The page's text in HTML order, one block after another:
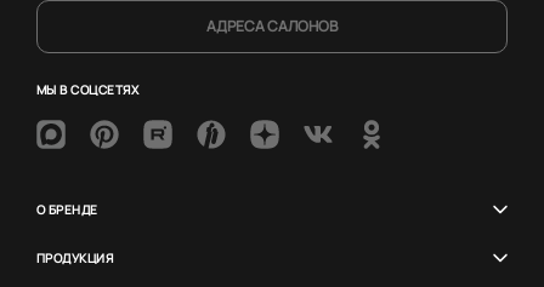
АДРЕСА САЛОНОВ
МЫ В СОЦСЕТЯХ
О БРЕНДЕ
ПРОДУКЦИЯ